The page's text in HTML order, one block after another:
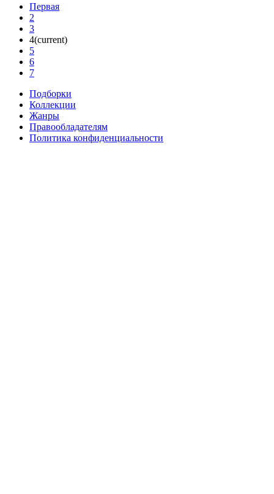
Первая
2
3
4(current)
5
6
7
Подборки
Коллекции
Жанры
Правообладателям
Политика конфиденциальности